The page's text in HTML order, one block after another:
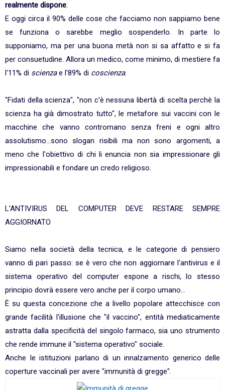
realmente dispone.
E oggi circa il 90% delle cose che facciamo non sappiamo bene
se funziona o sarebbe meglio sospenderlo. In parte lo
supponiamo, ma per una buona metà non si sa affatto e si fa
per consuetudine. Allora un medico, come minimo, di mestiere fa
l'11% di scienzae l'89% di coscienza.
"Fidati della scienza", "non c'è nessuna libertà di scelta perchè la
scienza ha già dimostrato tutto", le metafore sui vaccini con le
macchine che vanno contromano senza freni e ogni altro
assolutismo...sono slogan risibili ma non sono argomenti, a
meno che l'obiettivo di chi li enuncia non sia impressionare gli
impressionabili e fondare un credo religioso.
L'ANTIVIRUS DEL COMPUTER DEVE RESTARE SEMPRE
AGGIORNATO
Siamo nella società della tecnica, e le categorie di pensiero
vanno di pari passo: se è vero che non aggiornare l'antivirus e il
sistema operativo del computer espone a rischi, lo stesso
principio dovrà essere vero anche per il corpo umano...
È su questa concezione che a livello popolare attecchisce con
grande facilità l'illusione che "il vaccino", entità mediaticamente
astratta dalla specificità del singolo farmaco, sia uno strumento
che rende immune il "sistema operativo" sociale.
Anche le istituzioni parlano di un innalzamento generico delle
coperture vaccinali per avere "immunità di gregge".